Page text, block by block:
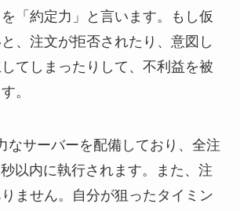
「約定力」と言います。もし仮
、注文が拒否されたり、意図し
てしまったりして、不利益を被
。
なサーバーを配備しており、全注
以内に執行されます。また、注
ません。自分が狙ったタイミン